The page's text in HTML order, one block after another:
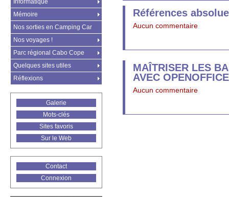
Références
Aucun commentaire
MAÎTRISER LES
AVEC
Aucun commentaire
Informatique
Mémoire
Nos sorties en Camping Car
Nos voyages !
Parc régional Cabo Cope
Quelques sites utiles
Réflexions
Galerie
Mots-clés
Sites favoris
Sur le Web
Contact
Connexion